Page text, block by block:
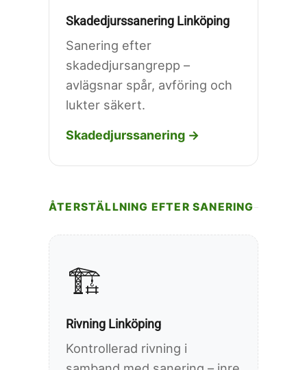
Skadedjurssanering Linköping
Sanering efter
skadedjursangrepp –
avlägsnar spår, avföring och
lukter säkert.
Skadedjurssanering →
ÅTERSTÄLLNING EFTER SANERING
🏗️
Rivning Linköping
Kontrollerad rivning i